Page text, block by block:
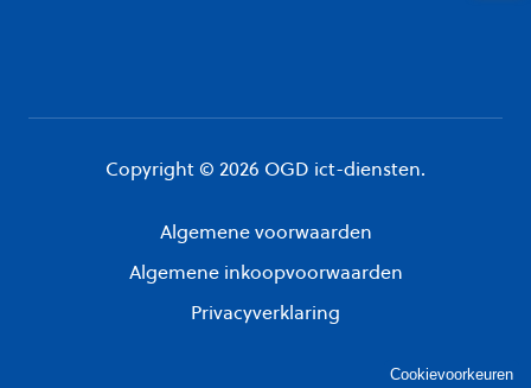
Cookievoorkeuren
Copyright © 2026 OGD ict-diensten.
Algemene voorwaarden
Algemene inkoopvoorwaarden
Privacyverklaring